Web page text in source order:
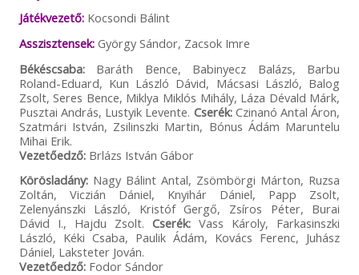
Játékvezető: Kocsondi Bálint
Asszisztensek:György Sándor, Zacsok Imre
Békéscsaba:Baráth Bence, Babinyecz Balázs, Barbu
Roland-Eduard, Kun László Dávid, Mácsasi László, Balog
Zsolt, Seres Bence, Miklya Miklós Mihály, Láza Dévald Márk,
Pusztai András, Lustyik Levente. Cserék:Czinanó Antal Áron,
Szatmári István, Zsilinszki Martin, Bónus Ádám Maruntelu
Mihai Erik.
Vezetőedző:Brlázs István Gábor
Körösladány:Nagy Bálint Antal, Zsömbörgi Márton, Ruzsa
Zoltán, Viczián Dániel, Knyihár Dániel, Papp Zsolt,
Zelenyánszki László, Kristóf Gergő, Zsíros Péter, Burai
Dávid I., Hajdu Zsolt. Cserék: Vass Károly, Farkasinszki
László, Kéki Csaba, Paulik Ádám, Kovács Ferenc, Juhász
Dániel, Laksteter Jován.
Vezetőedző:Fodor Sándor